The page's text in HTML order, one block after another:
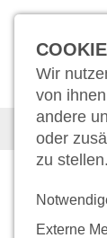
Wir
von
andere
oder
zu stellen.
Externe